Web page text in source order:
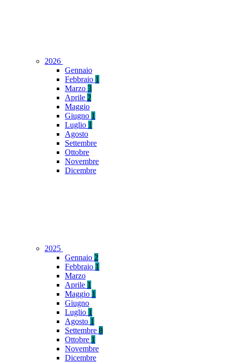
2026
Gennaio
Febbraio 1
Marzo 3
Aprile 2
Maggio
Giugno 1
Luglio 1
Agosto
Settembre
Ottobre
Novembre
Dicembre
2025
Gennaio 2
Febbraio 1
Marzo
Aprile 1
Maggio 1
Giugno
Luglio 1
Agosto 1
Settembre 8
Ottobre 1
Novembre
Dicembre